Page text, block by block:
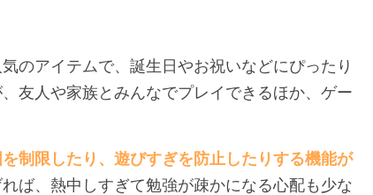
のアイテムで、誕生日やお祝いなどにぴったり
友人や家族とみんなでプレイできるほか、ゲー
制限したり、遊びすぎを防止したりする機能が
ば、熱中しすぎて勉強が疎かになる心配も少な